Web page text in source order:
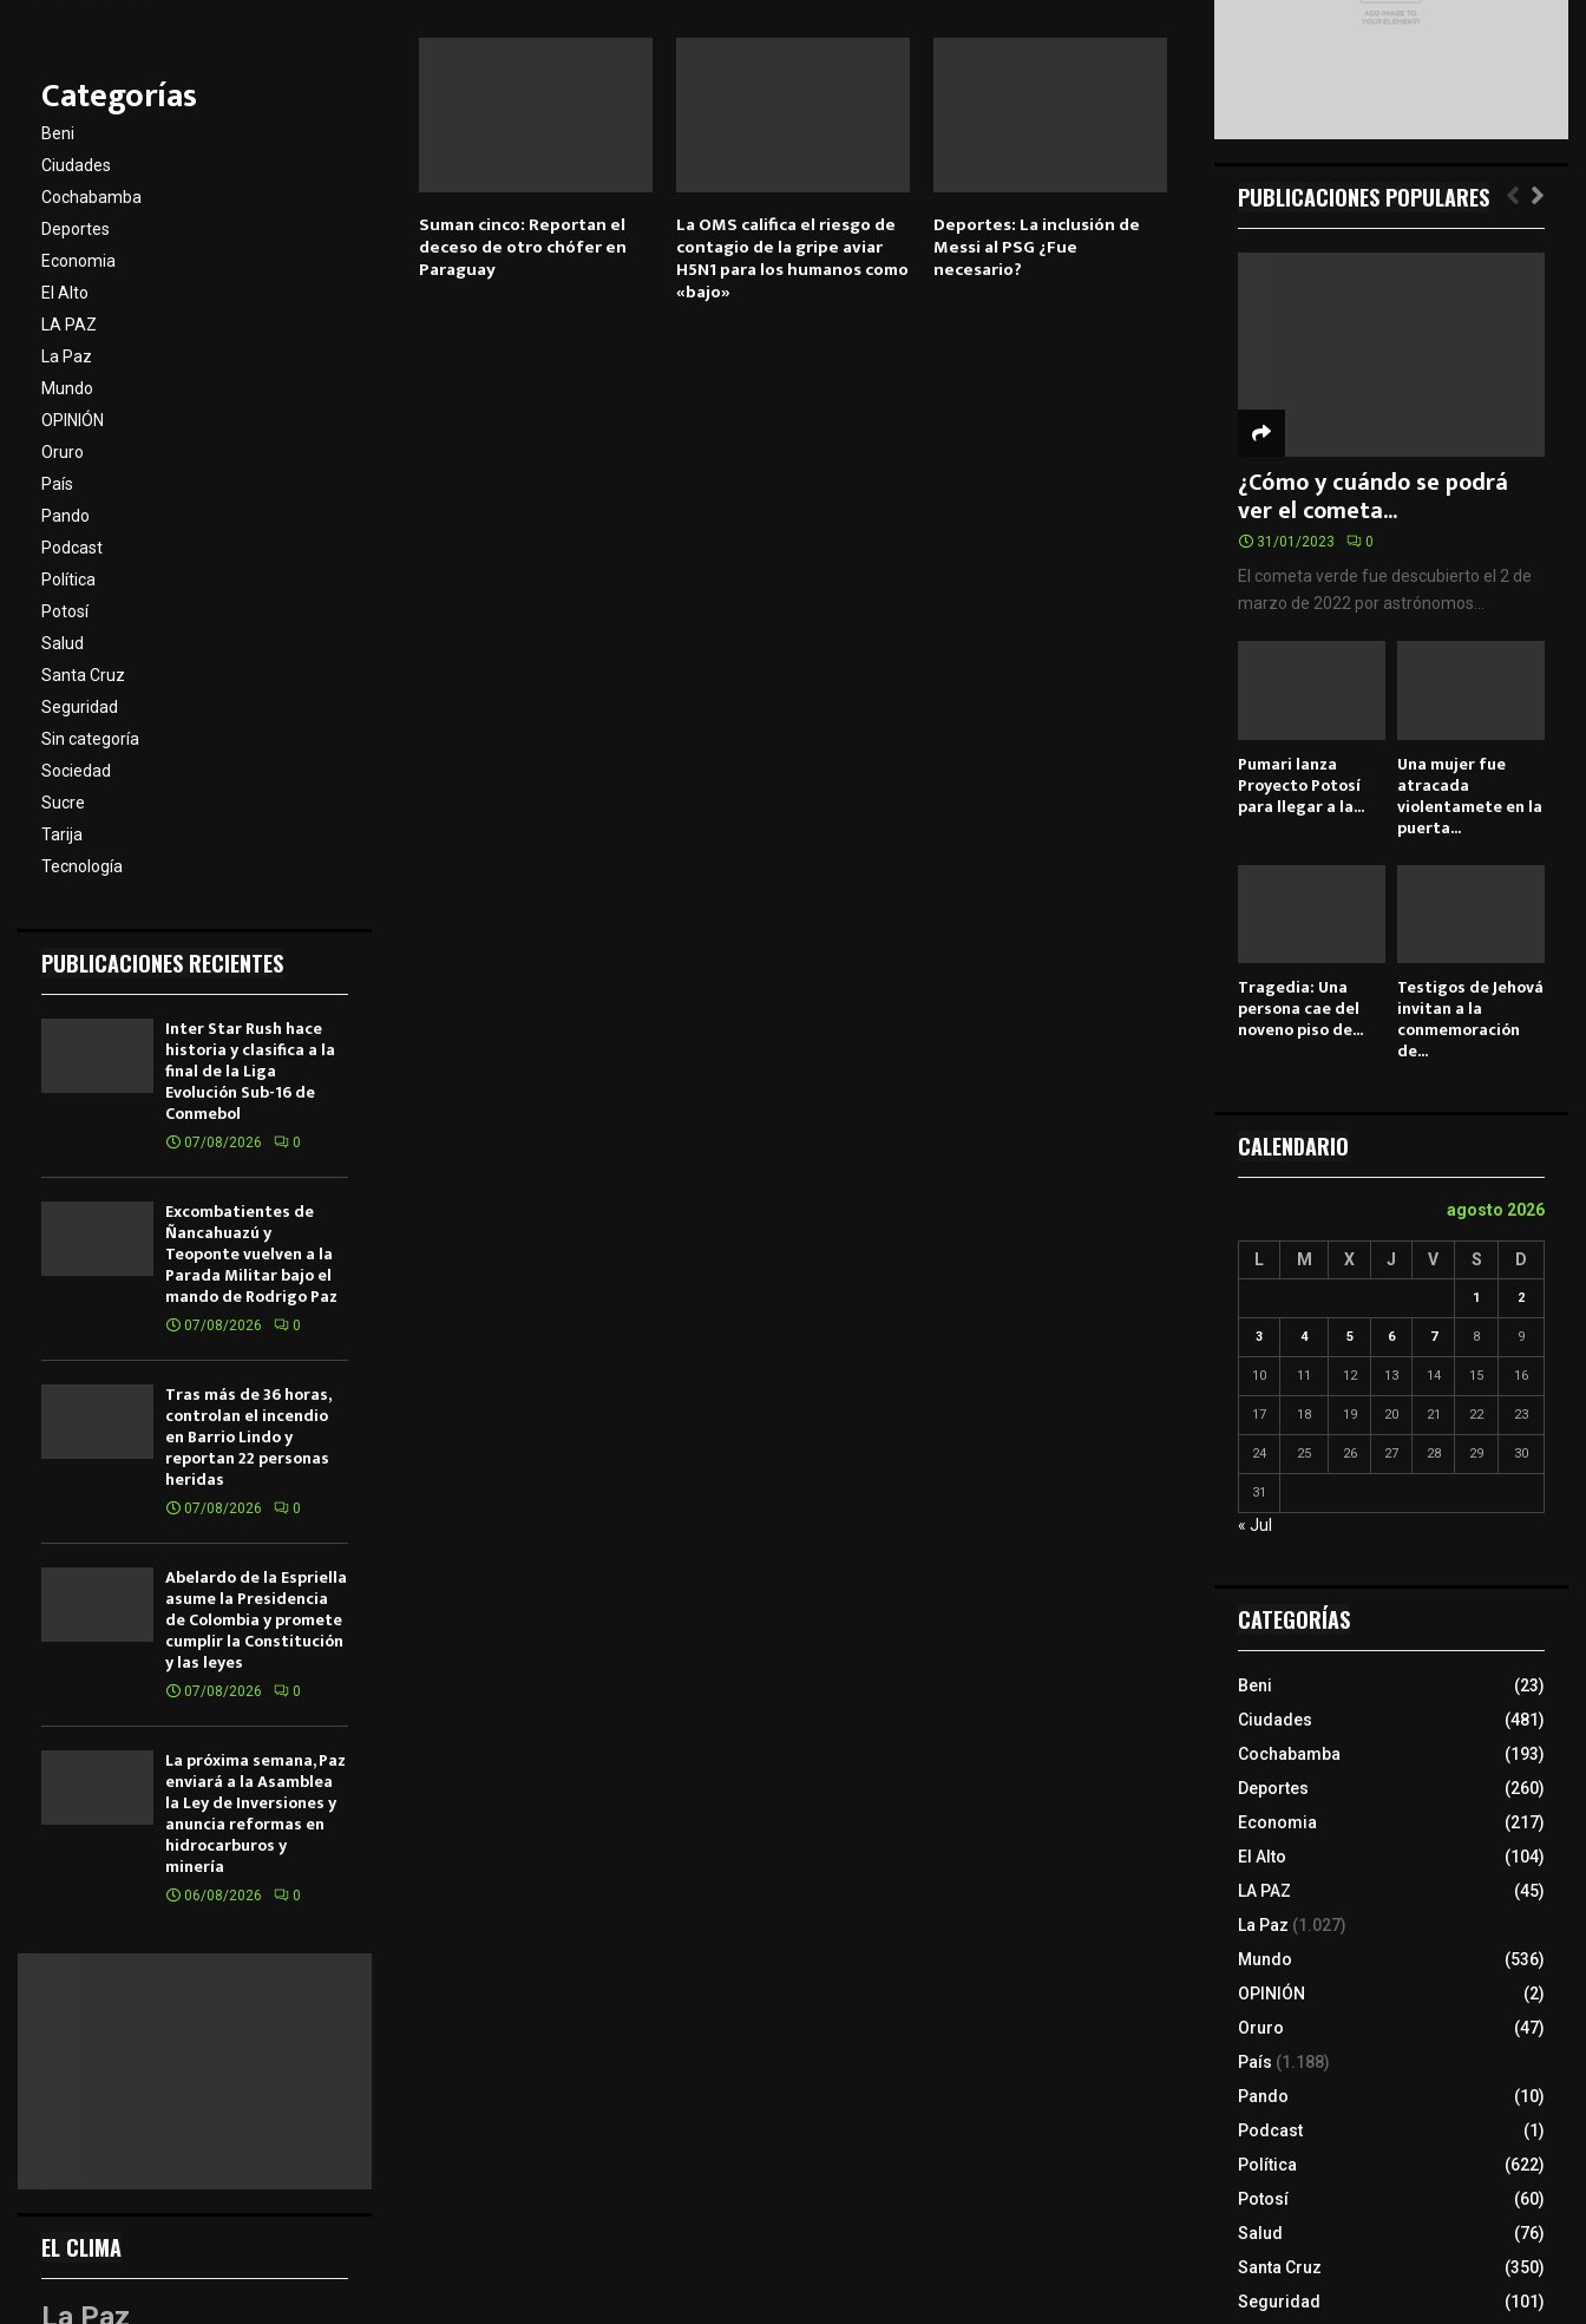
Suman cinco: Reportan el
deceso de otro chófer en
Paraguay
La OMS califica el riesgo de
contagio de la gripe aviar
H5N1 para los humanos como
«bajo»
Deportes: La inclusión de
Messi al PSG ¿Fue
necesario?
Categorías
Beni
Ciudades
Cochabamba
Deportes
Economia
El Alto
LA PAZ
La Paz
Mundo
OPINIÓN
Oruro
País
Pando
Podcast
Política
Potosí
Salud
Santa Cruz
Seguridad
Sin categoría
Sociedad
Sucre
Tarija
Tecnología
PUBLICACIONES RECIENTES
Inter Star Rush hace
historia y clasifica a la
final de la Liga
Evolución Sub-16 de
Conmebol
07/08/2026 0
Excombatientes de
Ñancahuazú y
Teoponte vuelven a la
Parada Militar bajo el
mando de Rodrigo Paz
07/08/2026 0
Tras más de 36 horas,
controlan el incendio
en Barrio Lindo y
reportan 22 personas
heridas
07/08/2026 0
Abelardo de la Espriella
asume la Presidencia
de Colombia y promete
cumplir la Constitución
y las leyes
07/08/2026 0
La próxima semana, Paz
enviará a la Asamblea
la Ley de Inversiones y
anuncia reformas en
hidrocarburos y
minería
06/08/2026 0
EL CLIMA
La Paz
PUBLICACIONES POPULARES
¿Cómo y cuándo se podrá
ver el cometa...
31/01/2023 0
El cometa verde fue descubierto el 2 de
marzo de 2022 por astrónomos...
Pumari lanza
Proyecto Potosí
para llegar a la...
Una mujer fue
atracada
violentamete en la
puerta...
Tragedia: Una
persona cae del
noveno piso de...
Testigos de Jehová
invitan a la
conmemoración
de...
CALENDARIO
agosto 2026
L M X J V S D
1 2
3 4 5 6 7 8 9
10 11 12 13 14 15 16
17 18 19 20 21 22 23
24 25 26 27 28 29 30
31
« Jul
CATEGORÍAS
Beni
(23)
Ciudades
(481)
Cochabamba
(193)
Deportes
(260)
Economia
(217)
El Alto
(104)
LA PAZ
(45)
La Paz (1.027)
Mundo
(536)
OPINIÓN
(2)
Oruro
(47)
País (1.188)
Pando
(10)
Podcast
(1)
Política
(622)
Potosí
(60)
Salud
(76)
Santa Cruz
(350)
Seguridad
(101)